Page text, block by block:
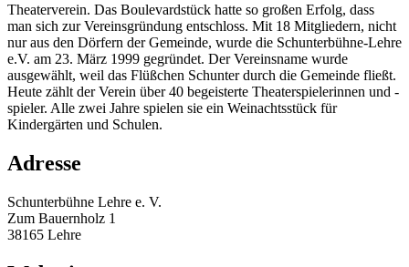
Theaterverein. Das Boulevardstück hatte so großen Erfolg, dass
man sich zur Vereinsgründung entschloss. Mit 18 Mitgliedern, nicht
nur aus den Dörfern der Gemeinde, wurde die Schunterbühne-Lehre
e.V. am 23. März 1999 gegründet. Der Vereinsname wurde
ausgewählt, weil das Flüßchen Schunter durch die Gemeinde fließt.
Heute zählt der Verein über 40 begeisterte Theaterspielerinnen und -
spieler. Alle zwei Jahre spielen sie ein Weinachtsstück für
Kindergärten und Schulen.
Adresse
Schunterbühne Lehre e. V.
Zum Bauernholz 1
38165 Lehre